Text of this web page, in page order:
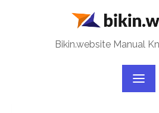
Bikin.website Manual